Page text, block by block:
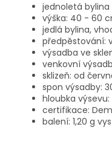
jednoletá bylina
výška: 40 - 60
jedlá bylina,
předpěstování:
výsadba ve
venkovní
sklizeň: od
spon výsadby:
hloubka
certifikace:
balení: 1,20 g